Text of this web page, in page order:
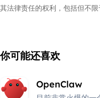
其法律责任的权利，包括但不
你可能还喜欢
OpenClaw